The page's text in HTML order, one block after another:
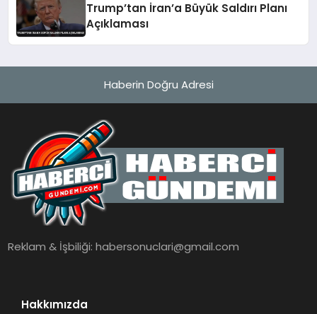
Trump’tan İran’a Büyük Saldırı Planı
Açıklaması
Haberin Doğru Adresi
Reklam & İşbiliği:habersonuclari@gmail.com
Hakkımızda